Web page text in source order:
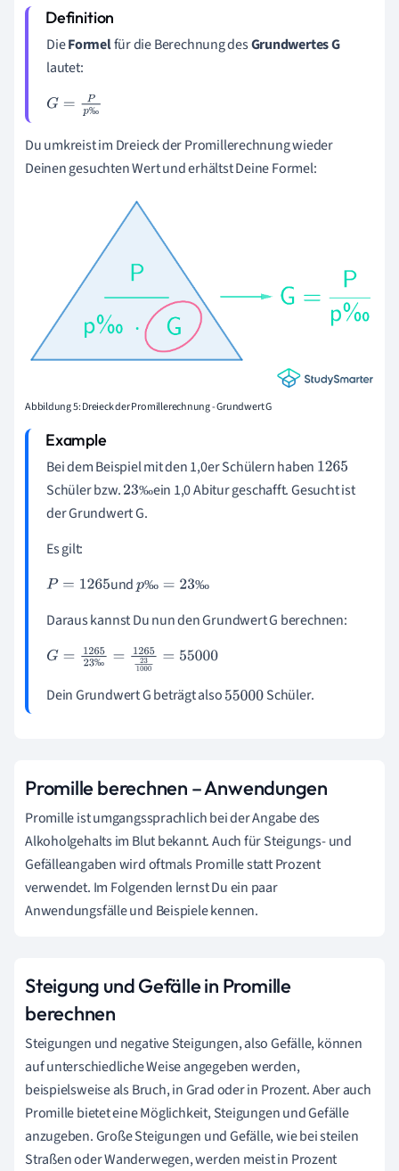
DieFormelfür die Berechnung desGrundwertes G
lautet:
‰
G= Pp ‰
Du umkreist im Dreieck der Promillerechnung wieder
Deinen gesuchten Wert und erhältst Deine Formel:
Abbildung 5: Dreieck der Promillerechnung - Grundwert G
Bei dem Beispiel mit den 1,0er Schülern haben 1265
Schüler bzw.
‰
23
‰
ein 1,0 Abitur geschafft. Gesucht ist
der Grundwert G.
Es gilt:
P= 1265 und ‰ ‰
p‰ =23‰
Daraus kannst Du nun den Grundwert G berechnen:
‰
G= 126523‰= 1265231 000=55
Dein Grundwert G beträgt also55000 Schüler.
Promille berechnen – Anwendungen
Promille ist umgangssprachlich bei der Angabe des
Alkoholgehalts im Blut bekannt. Auch für Steigungs- und
Gefälleangaben wird oftmals Promille statt Prozent
verwendet. Im Folgenden lernst Du ein paar
Anwendungsfälle und Beispiele kennen.
Steigung und Gefälle in Promille
berechnen
Steigungen und negative Steigungen, also Gefälle, können
auf unterschiedliche Weise angegeben werden,
beispielsweise als Bruch, in Grad oder in Prozent. Aber auch
Promille bietet eine Möglichkeit, Steigungen und Gefälle
anzugeben. Große Steigungen und Gefälle, wie bei steilen
Straßen oder Wanderwegen, werden meist in Prozent